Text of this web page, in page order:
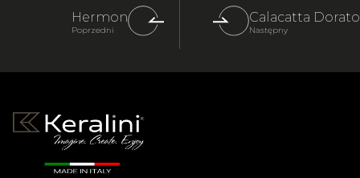
Hermon
Poprzedni
Calacatta Dorato
Następny